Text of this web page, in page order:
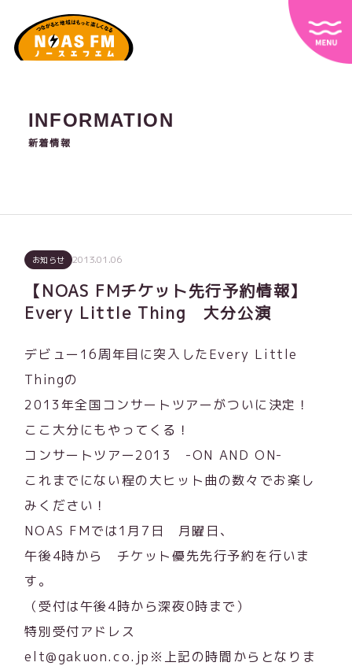
INFORMATION
新着情報
お知らせ 2013.01.06
【NOAS FMチケット先行予約情報】
Every Little Thing 大分公演
デビュー16周年目に突入したEvery Little
Thingの
2013年全国コンサートツアーがついに決定！
ここ大分にもやってくる！
コンサートツアー2013 -ON AND ON-
これまでにない程の大ヒット曲の数々でお楽し
みください！
NOAS FMでは1月7日 月曜日、
午後4時から チケット優先先行予約を行いま
す。
（受付は午後4時から深夜0時まで）
特別受付アドレス
elt@gakuon.co.jp※上記の時間からとなりま